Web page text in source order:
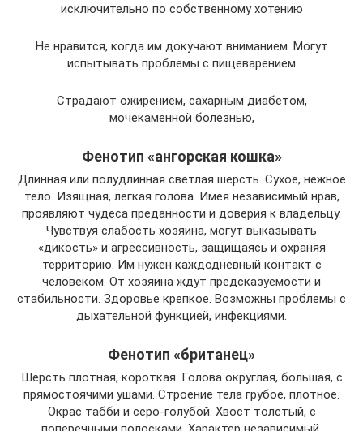
исключительно по собственному хотению
Не нравится, когда им докучают вниманием. Могут
испытывать проблемы с пищеварением
Страдают ожирением, сахарным диабетом,
мочекаменной болезнью,
Фенотип «ангорская кошка»
Длинная или полудлинная светлая шерсть. Сухое, нежное
тело. Изящная, лёгкая голова. Имея независимый нрав,
проявляют чудеса преданности и доверия к владельцу.
Чувствуя слабость хозяина, могут выказывать
«дикость» и агрессивность, защищаясь и охраняя
территорию. Им нужен каждодневный контакт с
человеком. От хозяина ждут предсказуемости и
стабильности. Здоровье крепкое. Возможны проблемы с
дыхательной функцией, инфекциями.
Фенотип «британец»
Шерсть плотная, короткая. Голова округлая, большая, с
прямостоячими ушами. Строение тела грубое, плотное.
Окрас табби и серо-голубой. Хвост толстый, с